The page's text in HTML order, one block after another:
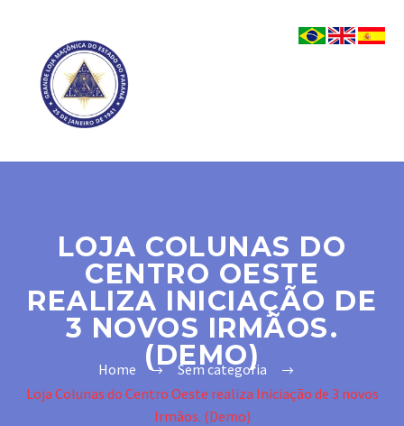
LOJA COLUNAS DO
CENTRO OESTE
REALIZA INICIAÇÃO DE
3 NOVOS IRMÃOS.
(DEMO)
Home
Sem categoria
Loja Colunas do Centro Oeste realiza Iniciação de 3 novos
Irmãos. (Demo)